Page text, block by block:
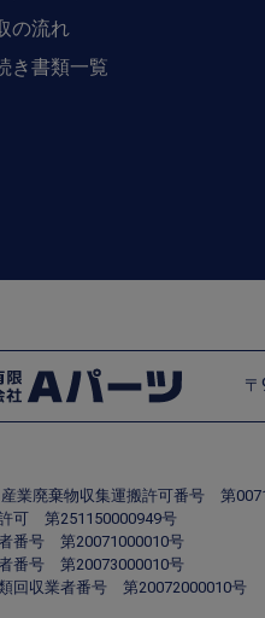
の流れ​
き書類一覧
業廃棄物収集運搬許可番号 第
可 第251150000949号
番号 第20071000010号
番号 第20073000010号
回収業者番号 第20072000010号